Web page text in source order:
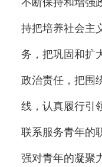
不断保持和增强
持把培养社会主
务，把巩固和扩
政治责任，把围
线，认真履行引
联系服务青年的
强对青年的凝聚